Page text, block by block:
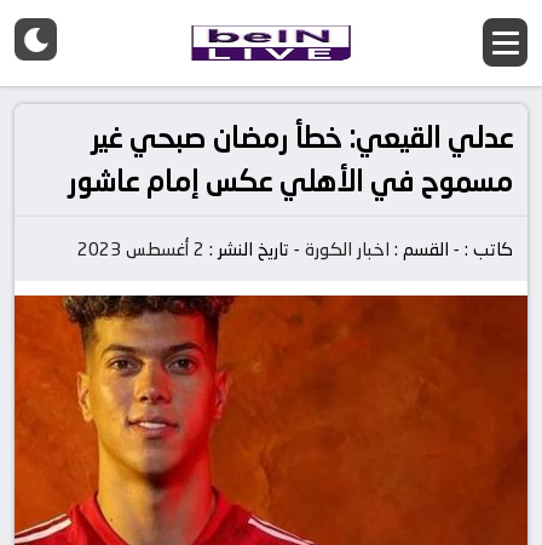
عدلي القيعي: خطأ رمضان صبحي غير
مسموح في الأهلي عكس إمام عاشور
كاتب : - القسم : اخبار الكورة - تاريخ النشر : 2 أغسطس 2023